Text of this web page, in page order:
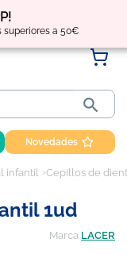
superiores a 50€
tus compras

Novedades
infantil Cepillos de
1ud
Marca LACER